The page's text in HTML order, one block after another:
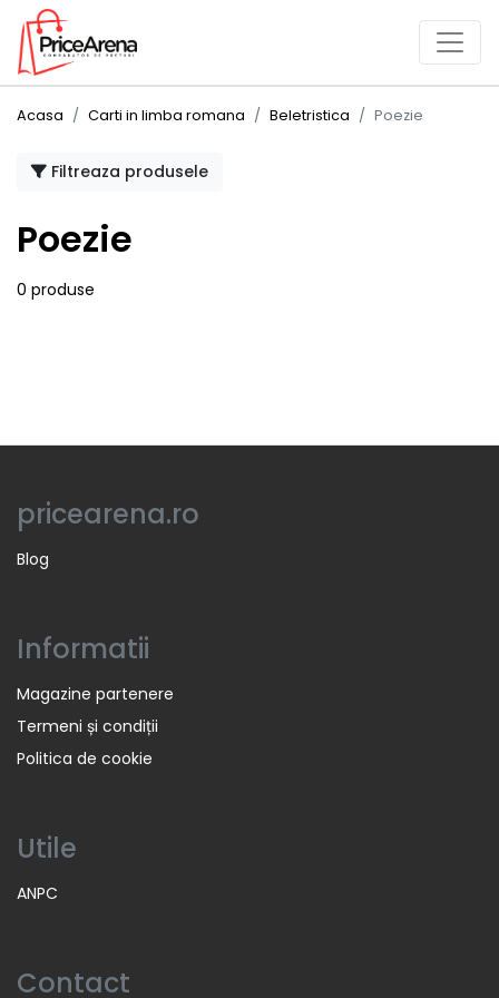
Acasa Carti in limba romana Beletristica Poezie
Filtreaza produsele
Poezie
0 produse
pricearena.ro
Blog
Informatii
Magazine partenere
Termeni și condiții
Politica de cookie
Utile
ANPC
Contact